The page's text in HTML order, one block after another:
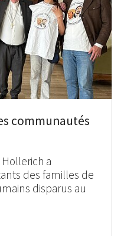
communautés
a
des familles de
disparus au